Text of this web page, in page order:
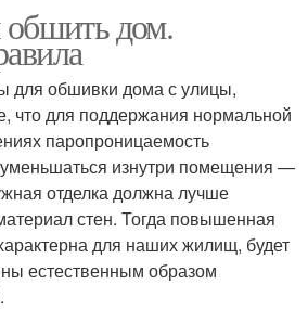
дом.
для обшивки дома с улицы,
что для поддержания нормальной
паропроницаемость
изнутри помещения —
отделка должна лучше
стен. Тогда повышенная
для наших жилищ, будет
естественным образом